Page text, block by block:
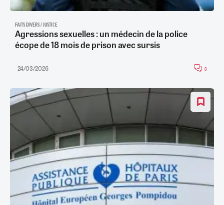
FAITS DIVERS / JUSTICE
Agressions sexuelles : un médecin de la police
écope de 18 mois de prison avec sursis
24/03/2026 0